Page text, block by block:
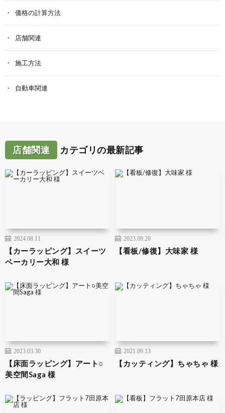
価格の計算方法
店舗関連
施工方法
自動車関連
店舗関連 カテゴリの最新記事
2024.08.11
【カーラッピング】スイーツ
ベーカリー大和 様
2023.09.20
【看板/修復】大味家 様
2023.03.30
【床面ラッピング】アート○
美空間Saga 様
2021.09.13
【カッティング】ちゃちゃ 様